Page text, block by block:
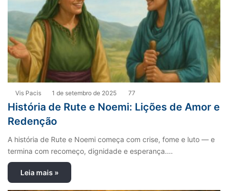
Vis Pacis 1 de setembro de 2025 77
História de Rute e Noemi: Lições de Amor e
Redenção
A história de Rute e Noemi começa com crise, fome e luto — e
termina com recomeço, dignidade e esperança.…
Leia mais »